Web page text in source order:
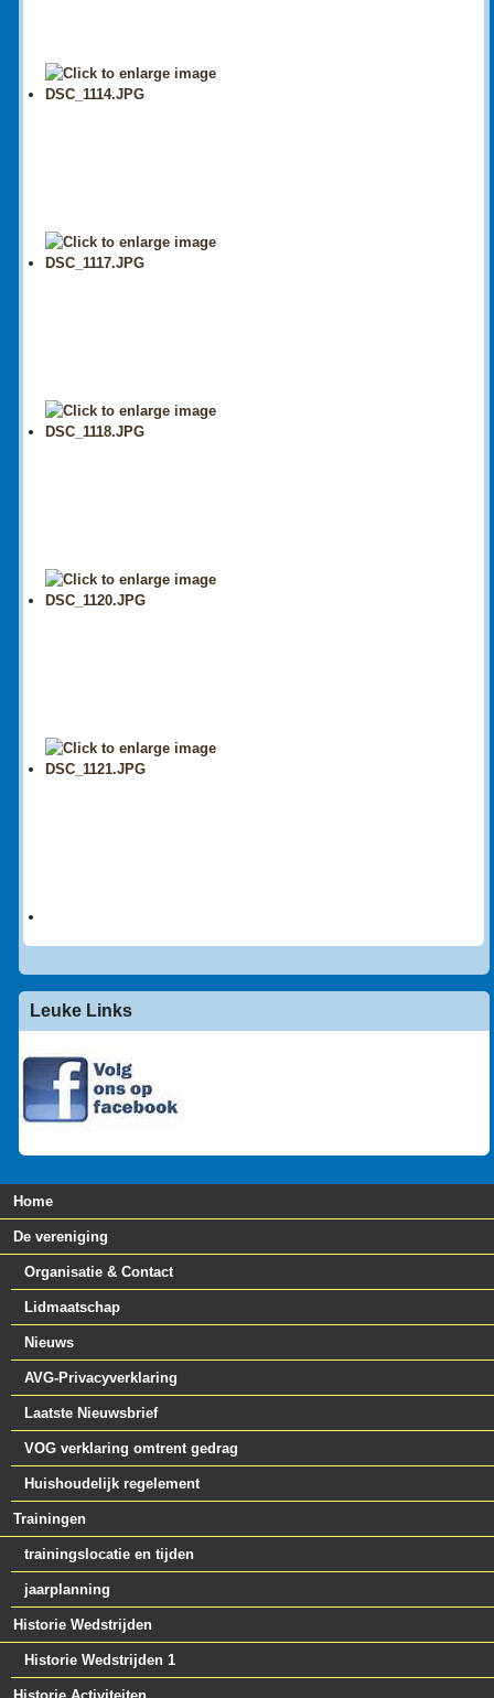
Leuke Links
Home
De vereniging
Organisatie & Contact
Lidmaatschap
Nieuws
AVG-Privacyverklaring
Laatste Nieuwsbrief
VOG verklaring omtrent gedrag
Huishoudelijk regelement
Trainingen
trainingslocatie en tijden
jaarplanning
Historie Wedstrijden
Historie Wedstrijden 1